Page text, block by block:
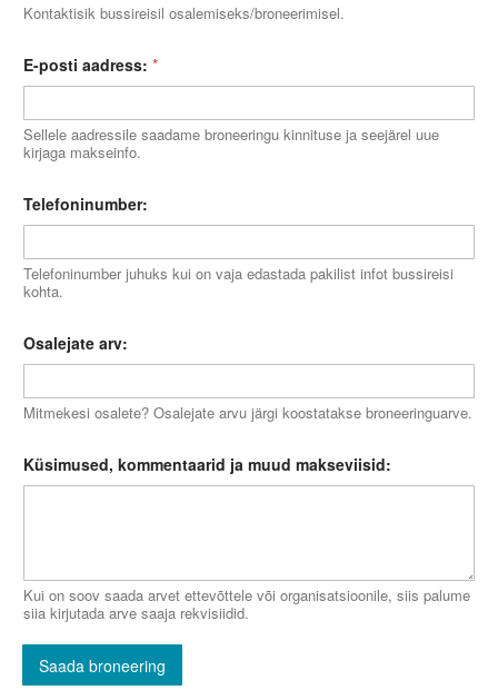
Kontaktisik bussireisil osalemiseks/broneerimisel.
E-posti aadress: *
Sellele aadressile saadame broneeringu kinnituse ja seejärel uue
kirjaga makseinfo.
Telefoninumber:
Telefoninumber juhuks kui on vaja edastada pakilist infot bussireisi
kohta.
Osalejate arv:
Mitmekesi osalete? Osalejate arvu järgi koostatakse broneeringuarve.
Küsimused, kommentaarid ja muud makseviisid:
Kui on soov saada arvet ettevõttele või organisatsioonile, siis palume
siia kirjutada arve saaja rekvisiidid.
Saada broneering